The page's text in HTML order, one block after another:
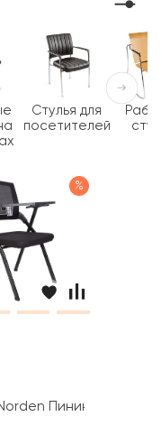
%
Пинин смарт
Стулья для
посетителей